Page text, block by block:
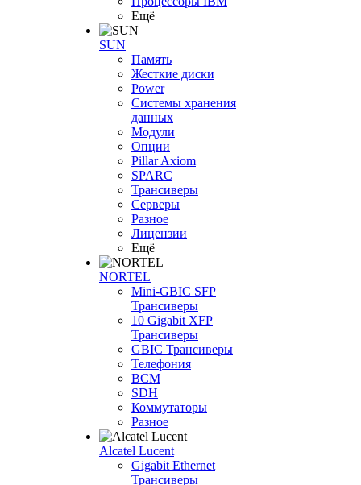
Ещё
SUN
Память
Жесткие диски
Power
Системы хранения
данных
Модули
Опции
Pillar Axiom
SPARC
Трансиверы
Серверы
Разное
Лицензии
Ещё
NORTEL
Mini-GBIC SFP
Трансиверы
10 Gigabit XFP
Трансиверы
GBIC Трансиверы
Телефония
BCM
SDH
Коммутаторы
Разное
Alcatel Lucent
Gigabit Ethernet
Трансиверы